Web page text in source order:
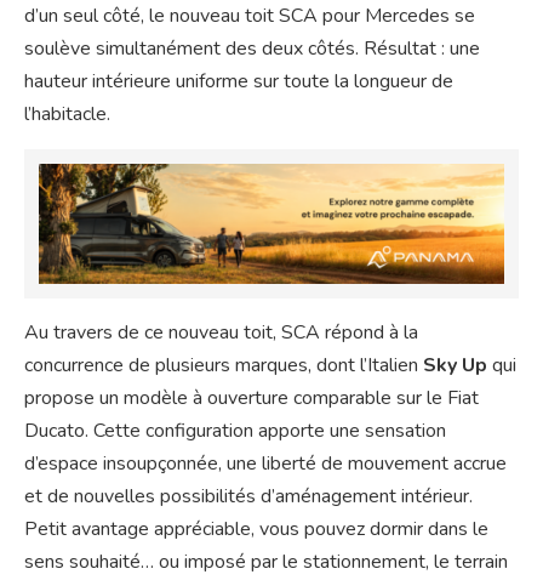
d’un seul côté, le nouveau toit SCA pour Mercedes se
soulève simultanément des deux côtés. Résultat : une
hauteur intérieure uniforme sur toute la longueur de
l’habitacle.
Au travers de ce nouveau toit, SCA répond à la
concurrence de plusieurs marques, dont l’Italien Sky Up qui
propose un modèle à ouverture comparable sur le Fiat
Ducato. Cette configuration apporte une sensation
d’espace insoupçonnée, une liberté de mouvement accrue
et de nouvelles possibilités d’aménagement intérieur.
Petit avantage appréciable, vous pouvez dormir dans le
sens souhaité… ou imposé par le stationnement, le terrain